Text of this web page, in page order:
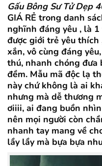
Gấu Bông Sư Tử Dẹp
GIÁ RẺ trong danh
nghĩnh đáng yêu , là
được giới trẻ yêu
xắn, vô cùng đáng
thú, nhanh chóng đưa
đềm. Mẫu mã độc lạ
này chứ không là ai
nhưng mà dễ thương
ơiiii, ai đang buồn
nên mọi người còn
nhanh tay mang về
lầy lầy mà bựa bựa